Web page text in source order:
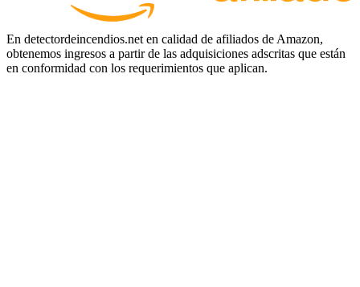
En detectordeincendios.net en calidad de afiliados de Amazon,
obtenemos ingresos a partir de las adquisiciones adscritas que están
en conformidad con los requerimientos que aplican.